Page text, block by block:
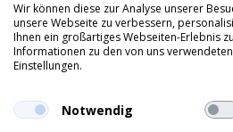
Wir können diese zur Analyse unserer
unsere Webseite zu verbessern,
Ihnen ein großartiges Webseiten-Erlebnis
Informationen zu den von uns
Einstellungen.
Notwendig